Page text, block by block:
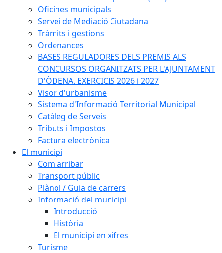
Oficines municipals
Servei de Mediació Ciutadana
Tràmits i gestions
Ordenances
BASES REGULADORES DELS PREMIS ALS
CONCURSOS ORGANITZATS PER L'AJUNTAMENT
D'ÒDENA. EXERCICIS 2026 i 2027
Visor d'urbanisme
Sistema d'Informació Territorial Municipal
Catàleg de Serveis
Tributs i Impostos
Factura electrònica
El municipi
Com arribar
Transport públic
Plànol / Guia de carrers
Informació del municipi
Introducció
Història
El municipi en xifres
Turisme